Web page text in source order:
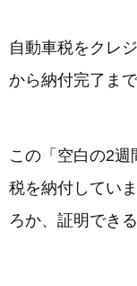
自動車税をクレ
から納付完了ま
この「空白の2
税を納付してい
ろか、証明でき